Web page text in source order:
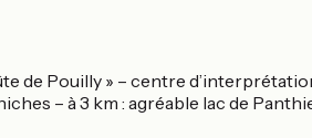
de Pouilly » – centre
– à 3 km : agréable lac de